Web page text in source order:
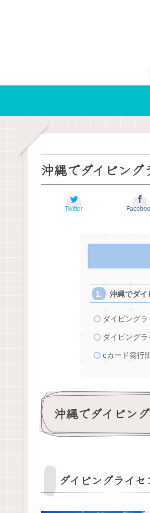
沖縄でダイビン
Twitter
沖縄でダイ
ダイビング
ダイビング
cカード発行
沖縄でダイビン
ダイビングライ